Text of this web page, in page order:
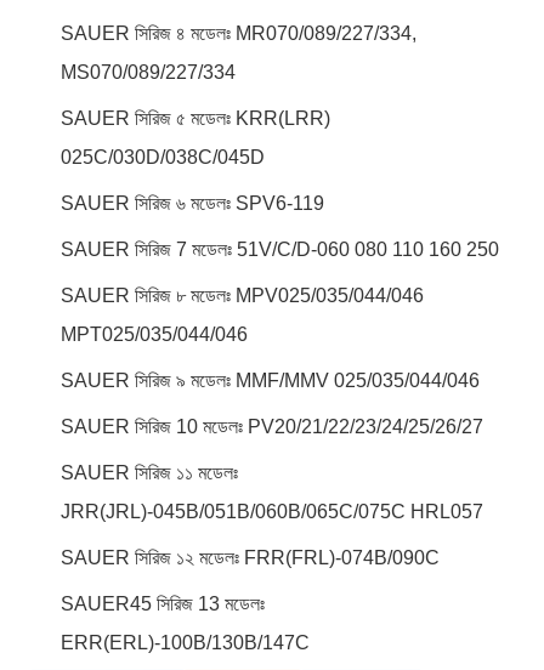
SAUER সিরিজ ৪ মডেলঃ MR070/089/227/334,
MS070/089/227/334
SAUER সিরিজ ৫ মডেলঃ KRR(LRR)
025C/030D/038C/045D
SAUER সিরিজ ৬ মডেলঃ SPV6-119
SAUER সিরিজ 7 মডেলঃ 51V/C/D-060 080 110 160 250
SAUER সিরিজ ৮ মডেলঃ MPV025/035/044/046
MPT025/035/044/046
SAUER সিরিজ ৯ মডেলঃ MMF/MMV 025/035/044/046
SAUER সিরিজ 10 মডেলঃ PV20/21/22/23/24/25/26/27
SAUER সিরিজ ১১ মডেলঃ
JRR(JRL)-045B/051B/060B/065C/075C HRL057
SAUER সিরিজ ১২ মডেলঃ FRR(FRL)-074B/090C
SAUER45 সিরিজ 13 মডেলঃ
ERR(ERL)-100B/130B/147C